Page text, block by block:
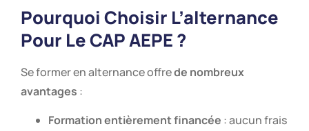
Pourquoi Choisir L’alternance
Pour Le CAP AEPE ?
Se former en alternance offrede nombreux
avantages :
Formation entièrement financée : aucun frais